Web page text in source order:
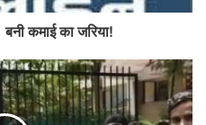
कमाई का जरिया!